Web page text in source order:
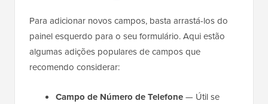
Para adicionar novos campos, basta arrastá-los do
painel esquerdo para o seu formulário. Aqui estão
algumas adições populares de campos que
recomendo considerar:
Campo de Número de Telefone— Útil se